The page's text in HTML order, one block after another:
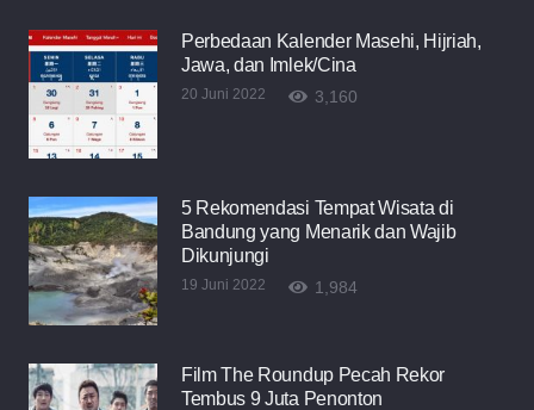
Perbedaan Kalender Masehi, Hijriah,
Jawa, dan Imlek/Cina
20 Juni 2022 3,160
5 Rekomendasi Tempat Wisata di
Bandung yang Menarik dan Wajib
Dikunjungi
19 Juni 2022 1,984
Film The Roundup Pecah Rekor
Tembus 9 Juta Penonton